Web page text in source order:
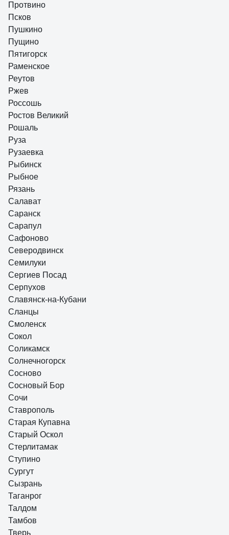
Протвино
Псков
Пушкино
Пущино
Пятигорск
Раменское
Реутов
Ржев
Россошь
Ростов Великий
Рошаль
Руза
Рузаевка
Рыбинск
Рыбное
Рязань
Салават
Саранск
Сарапул
Сафоново
Северодвинск
Семилуки
Сергиев Посад
Серпухов
Славянск-на-Кубани
Сланцы
Смоленск
Сокол
Соликамск
Солнечногорск
Сосново
Сосновый Бор
Сочи
Ставрополь
Старая Купавна
Старый Оскол
Стерлитамак
Ступино
Сургут
Сызрань
Таганрог
Талдом
Тамбов
Тверь